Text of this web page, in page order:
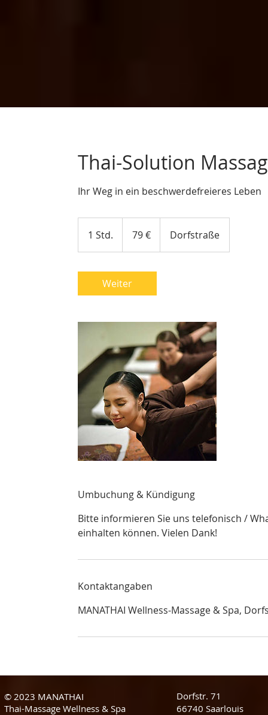
Thai-Solution
Ihr Weg in ein beschwerdefreieres Leben
1 Std.
S
d
79 € Dorfstraße
Weiter
Umbuchung & Kündigung
Bitte informieren Sie uns telefonisch /
einhalten können. Vielen Dank!
Kontaktangaben
MANATHAI Wellness-Massage & Spa,
Dorfstr. 71
66740 Saarlouis
© 2023 MANATHAI
Thai-Massage Wellness & Spa